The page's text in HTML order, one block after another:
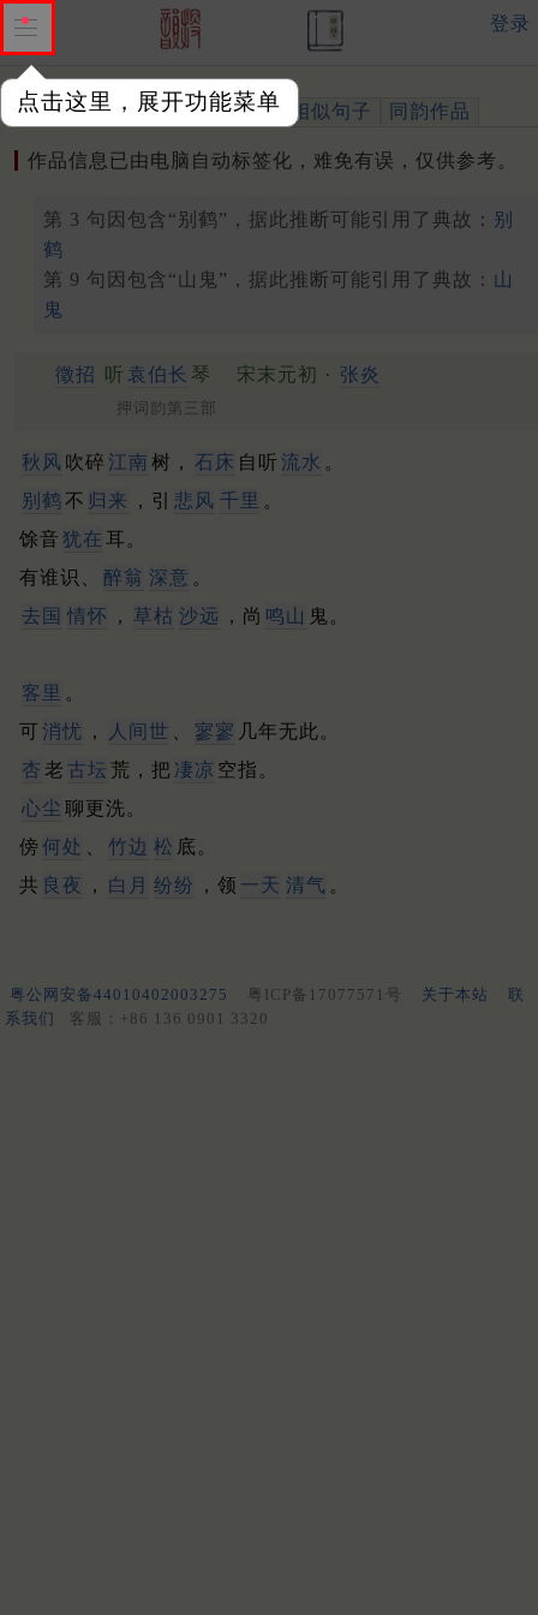
点击这里，展开功能菜单
登录
作品 标注四声 出处、引用 相似句子 同韵作品
作品信息已由电脑自动标签化，难免有误，仅供参考。
第 3 句因包含“别鹤”，据此推断可能引用了典故： 别
鹤
第 9 句因包含“山鬼”，据此推断可能引用了典故： 山
鬼
徵招 听 袁伯长 琴 宋末元初 · 张炎
押词韵第三部
秋风 吹碎 江南 树， 石床 自听流水 。
别鹤 不 归来 ，引 悲风 千里 。
馀音 犹在 耳。
有谁识、
醉翁 深意 。
去国 情怀 ， 草枯 沙远 ，尚 鸣山 鬼。
客里 。
可 消忧 ， 人间世 寥寥 几年无此。
杏 老 古坛 荒，把 凄凉 空指。
心尘 聊更洗。
傍 何处 竹边 松 底。
共 良夜 ， 白月 纷纷 ，领 一天 清气 。
粤公网安备44010402003275 粤ICP备17077571号 关于本站
联
系我们
客服：+86 136 0901 3320